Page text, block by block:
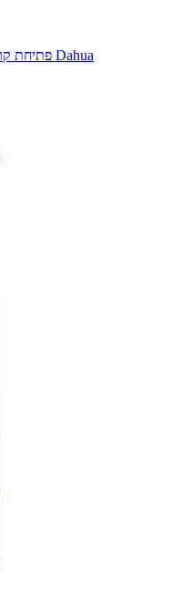
פתיחת קריאת שירות מצלמות אבטחה Dahua